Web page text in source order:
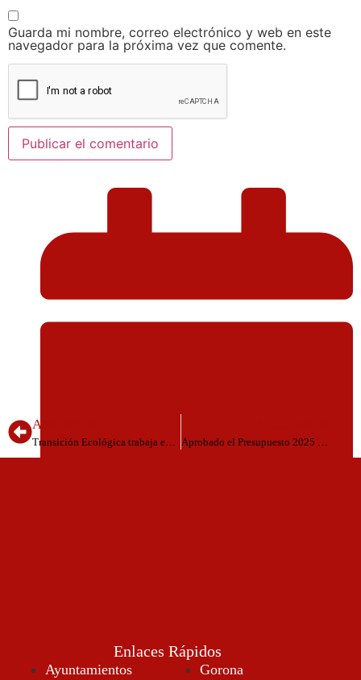
Guarda mi nombre, correo electrónico y web en este
navegador para la próxima vez que comente.
ANTERIOR
Enlaces Rápidos
Ayuntamientos Gorona